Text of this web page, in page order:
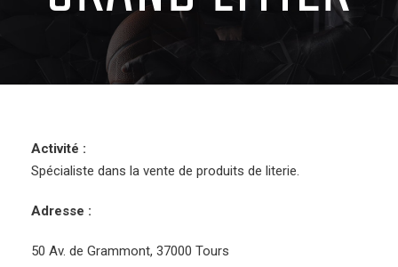
Activité :
Spécialiste dans la vente de produits de literie.
Adresse :
50 Av. de Grammont, 37000 Tours